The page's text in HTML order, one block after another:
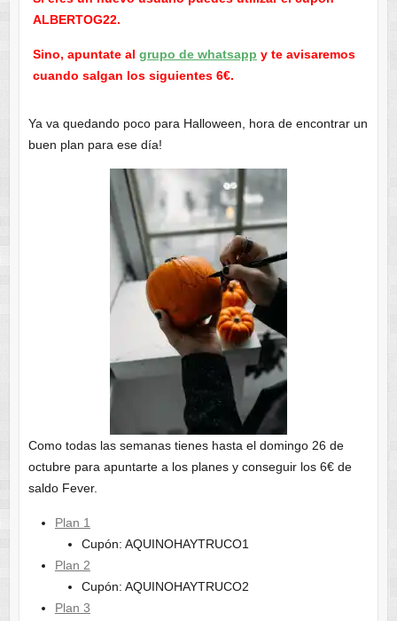
ALBERTOG22.
Sino, apuntate al grupo de whatsapp y te avisaremos
cuando salgan los siguientes 6€.
Ya va quedando poco para Halloween, hora de encontrar un
buen plan para ese día!
Como todas las semanas tienes hasta el domingo 26 de
octubre para apuntarte a los planes y conseguir los 6€ de
saldo Fever.
Plan 1
Cupón: AQUINOHAYTRUCO1
Plan 2
Cupón: AQUINOHAYTRUCO2
Plan 3